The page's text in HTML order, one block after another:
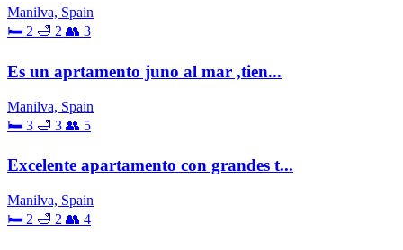
Manilva, Spain
🛏 2 🛁 2 👥 3
Es un aprtamento juno al mar ,tien...
Manilva, Spain
🛏 3 🛁 3 👥 5
Excelente apartamento con grandes t...
Manilva, Spain
🛏 2 🛁 2 👥 4